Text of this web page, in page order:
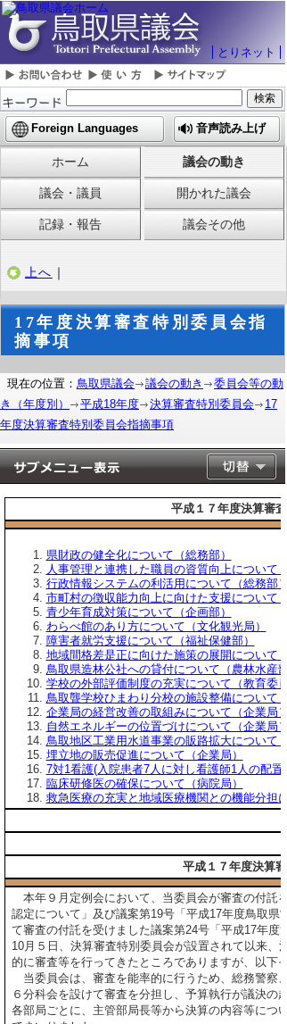
とりネット
Foreign Languages 音声読み上げ
ホーム 議会の動き
議会・議員 開かれた議会
記録・報告 議会その他
上へ ｜
17年度決算審査特別委員会指
摘事項
現在の位置： 鳥取県議会 議会の動き
委員会等の動
き（年度別）
平成18年度 決算審査特別委員会
17
年度決算審査特別委員会指摘事項
平成１７年度決算審
県財政の健全化について（総務部）
人事管理と連携した職員の資質向上について
行政情報システムの利活用について（総務部）
市町村の徴収能力向上に向けた支援について（
青少年育成対策について（企画部）
わらべ館のあり方について（文化観光局）
障害者就労支援について（福祉保健部）
地域間格差是正に向けた施策の展開について
鳥取県造林公社への貸付について（農林水産部
学校の外部評価制度の充実について（教育委員
鳥取聾学校ひまわり分校の施設整備について
企業局の経営改善の取組みについて（企業局）
自然エネルギーの位置づけについて（企業局）
鳥取地区工業用水道事業の販路拡大について（
埋立地の販売促進について（企業局）
7対1看護(入院患者7人に対し看護師1人の配
臨床研修医の確保について（病院局）
救急医療の充実と地域医療機関との機能分担
平成１７年度決算
本年９月定例会において、当委員会が審査の付託
認定について」及び議案第19号「平成17年度鳥取
て審査の付託を受けました議案第24号「平成17年
10月５日、決算審査特別委員会が設置されて以来
的に審査等を行ってきたところでありますが、以下
当委員会は、審査を能率的に行うため、総務警察
６分科会を設けて審査を分担し、予算執行が議決
各部局ごとに、主管部局長等から決算の内容等につ